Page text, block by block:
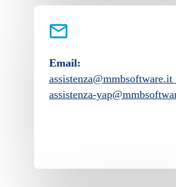
Email:
assistenza@mmbsoftware.it
assistenza-